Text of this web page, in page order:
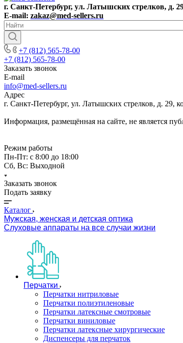
г. Санкт-Петербург, ул. Латышских стрелков, д.
E-mail: zakaz@med-sellers.ru
+7 (812) 565-78-00
+7 (812) 565-78-00
Заказать звонок
E-mail
info@med-sellers.ru
Адрес
г. Санкт-Петербург, ул. Латышских стрелков, д.
Информация, размещённая на сайте, не является
Режим работы
Пн-Пт: с 8:00 до 18:00
Сб, Вс: Выходной
Заказать звонок
Подать заявку
Каталог
Мужская, женская и детская оптика
Слуховые аппараты на все случаи жизни
Перчатки
Перчатки нитриловые
Перчатки полиэтиленовые
Перчатки латексные смотровые
Перчатки виниловые
Перчатки латексные хирургические
Диспенсеры для перчаток